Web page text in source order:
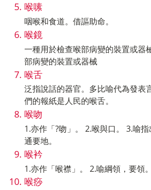
喉嗉
咽喉和食道。借謳助命。
喉鏡
一種用於檢查喉部病變的裝置或器
部病變的裝置或器械
喉舌
泛指說話的器官。多比喻代為發表
們的報紙是人民的喉舌。
喉吻
1.亦作「?吻」。 2.喉與口。 3.喻
通要地。
喉衿
1.亦作「喉襟」。 2.喻綱領，要領
喉痧